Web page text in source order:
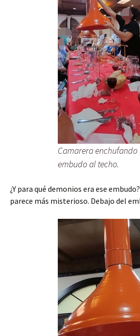
Camarera enchufando
embudo al techo.
¿Y para qué demonios era ese
parece más misterioso. Debajo del